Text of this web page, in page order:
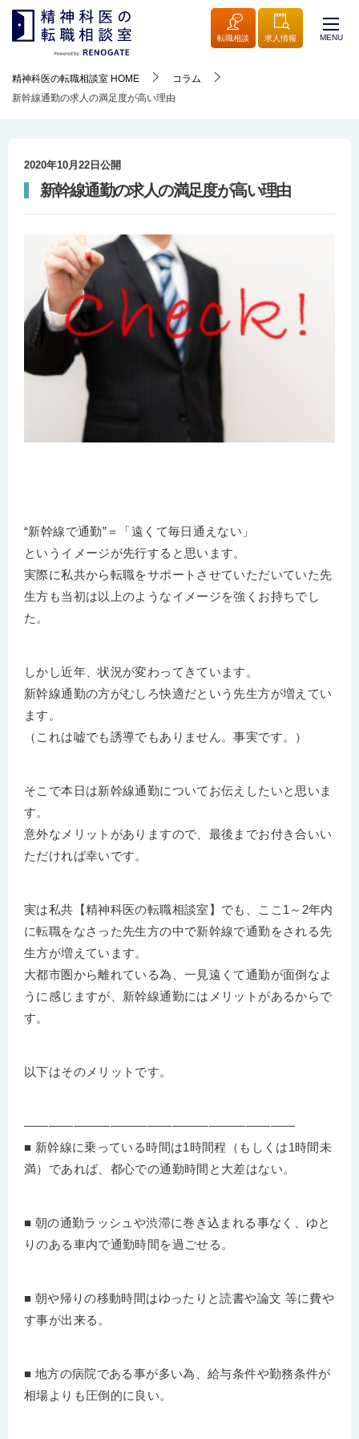
転職相談 求人情報 MENU
精神科医の転職相談室 HOME
コラム
新幹線通勤の求人の満足度が高い理由
2020年10月22日 公開
新幹線通勤の求人の満足度が高い理由
“新幹線で通勤”＝「遠くて毎日通えない」
というイメージが先行すると思います。
実際に私共から転職をサポートさせていただいていた先
生方も当初は以上のようなイメージを強くお持ちでし
た。
しかし近年、状況が変わってきています。
新幹線通勤の方がむしろ快適だという先生方が増えてい
ます。
（これは嘘でも誘導でもありません。事実です。）
そこで本日は新幹線通勤についてお伝えしたいと思いま
す。
意外なメリットがありますので、最後までお付き合いい
ただければ幸いです。
実は私共【精神科医の転職相談室】でも、ここ1～2年内
に転職をなさった先生方の中で新幹線で通勤をされる先
生方が増えています。
大都市圏から離れている為、一見遠くて通勤が面倒なよ
うに感じますが、新幹線通勤にはメリットがあるからで
す。
以下はそのメリットです。
——————————————————————
■ 新幹線に乗っている時間は1時間程（もしくは1時間未
満）であれば、都心での通勤時間と大差はない。
■ 朝の通勤ラッシュや渋滞に巻き込まれる事なく、ゆと
りのある車内で通勤時間を過ごせる。
■ 朝や帰りの移動時間はゆったりと読書や論文 等に費や
す事が出来る。
■ 地方の病院である事が多い為、給与条件や勤務条件が
相場よりも圧倒的に良い。